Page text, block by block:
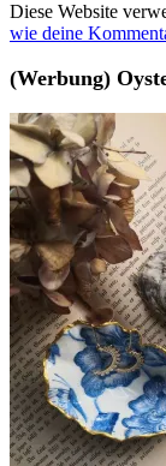
Diese Website
wie deine
(Werbung)